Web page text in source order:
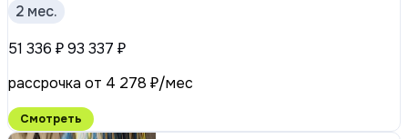
2 мес.
51 336 ₽93 337 ₽
рассрочка от 4 278 ₽/мес
Смотреть